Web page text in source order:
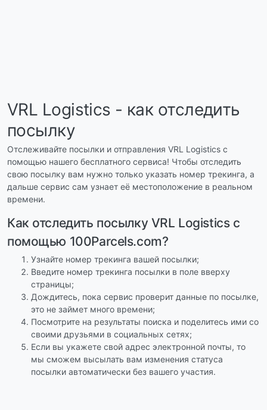
VRL Logistics - как отследить
посылку
Отслеживайте посылки и отправления VRL Logistics с
помощью нашего бесплатного сервиса! Чтобы отследить
свою посылку вам нужно только указать номер трекинга, а
дальше сервис сам узнает её местоположение в реальном
времени.
Как отследить посылку VRL Logistics с
помощью 100Parcels.com?
Узнайте номер трекинга вашей посылки;
Введите номер трекинга посылки в поле вверху
страницы;
Дождитесь, пока сервис проверит данные по посылке,
это не займет много времени;
Посмотрите на результаты поиска и поделитесь ими со
своими друзьями в социальных сетях;
Если вы укажете свой адрес электронной почты, то
мы сможем высылать вам изменения статуса
посылки автоматически без вашего участия.